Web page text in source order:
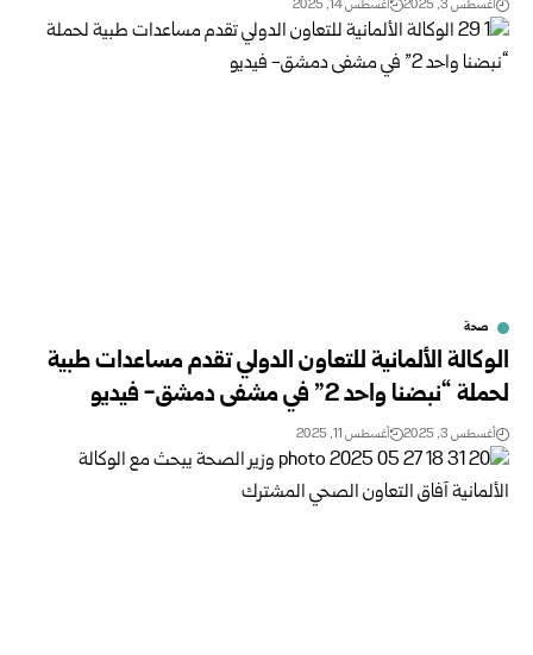
أغسطس 3, 2025 أغسطس 14, 2025
صحة
الوكالة الألمانية للتعاون الدولي تقدم مساعدات طبية
لحملة “نبضنا واحد 2” في مشفى دمشق- فيديو
أغسطس 3, 2025 أغسطس 11, 2025